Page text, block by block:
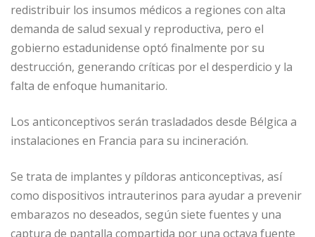
redistribuir los insumos médicos a regiones con alta
demanda de salud sexual y reproductiva, pero el
gobierno estadunidense optó finalmente por su
destrucción, generando críticas por el desperdicio y la
falta de enfoque humanitario.
Los anticonceptivos serán trasladados desde Bélgica a
instalaciones en Francia para su incineración.
Se trata de implantes y píldoras anticonceptivas, así
como dispositivos intrauterinos para ayudar a prevenir
embarazos no deseados, según siete fuentes y una
captura de pantalla compartida por una octava fuente